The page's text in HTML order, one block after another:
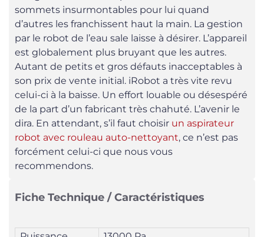
sommets insurmontables pour lui quand
d’autres les franchissent haut la main. La gestion
par le robot de l’eau sale laisse à désirer. L’appareil
est globalement plus bruyant que les autres.
Autant de petits et gros défauts inacceptables à
son prix de vente initial. iRobot a très vite revu
celui-ci à la baisse. Un effort louable ou désespéré
de la part d’un fabricant très chahuté. L’avenir le
dira. En attendant, s’il faut choisir un aspirateur
robot avec rouleau auto-nettoyant, ce n’est pas
forcément celui-ci que nous vous
recommendons.
Fiche Technique / Caractéristiques